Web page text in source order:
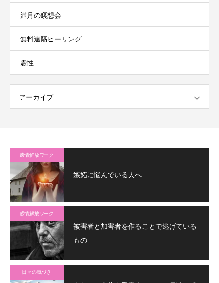
満月の瞑想会
無料遠隔ヒーリング
霊性
アーカイブ
感情解放ワーク
嫉妬に悩んでいる人へ
感情解放ワーク
被害者と加害者を作ることで逃げている
もの
日々の気づき